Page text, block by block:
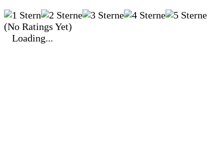
(No Ratings Yet)
Loading...